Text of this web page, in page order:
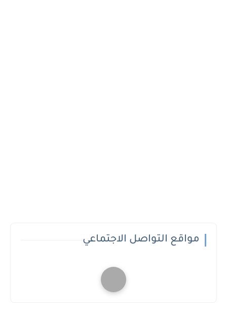
مواقع التواصل الاجتماعي